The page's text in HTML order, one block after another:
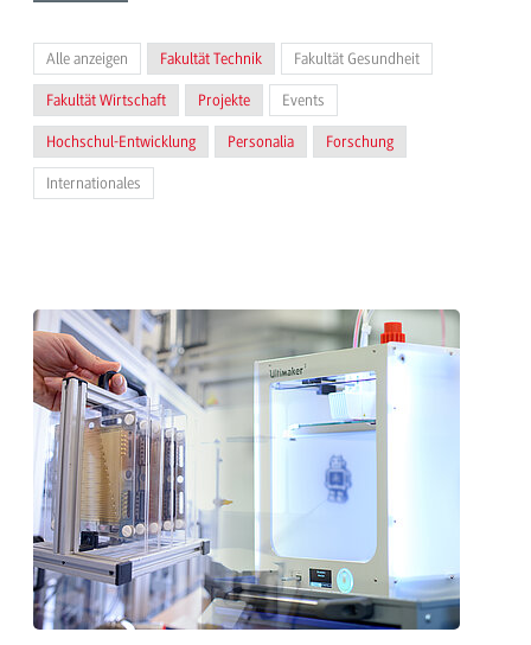
Alle anzeigen Fakultät Technik Fakultät Gesundheit
Fakultät Wirtschaft Projekte Events
Hochschul-Entwicklung Personalia Forschung
Internationales